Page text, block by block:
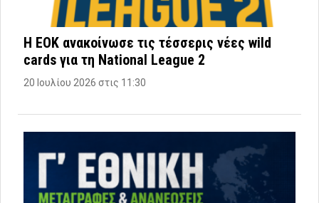
Η ΕΟΚ ανακοίνωσε τις τέσσερις νέες wild
cards για τη National League 2
20 Ιουλίου 2026 στις 11:30